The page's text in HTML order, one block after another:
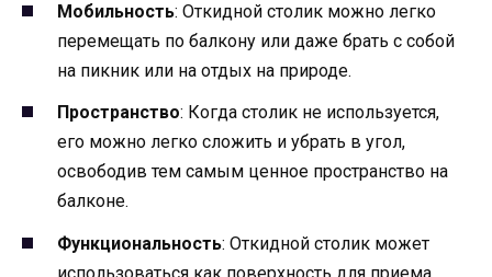
Мобильность: Откидной столик можно легко
перемещать по балкону или даже брать с собой
на пикник или на отдых на природе.
Пространство: Когда столик не используется,
его можно легко сложить и убрать в угол,
освободив тем самым ценное пространство на
балконе.
Функциональность: Откидной столик может
использоваться как поверхность для приема